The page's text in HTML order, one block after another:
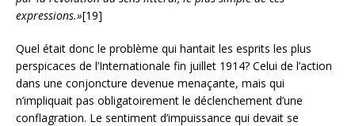
expressions.»[19]
Quel était donc le problème qui hantait les esprits les plus
perspicaces de l’Internationale fin juillet 1914? Celui de l’action
dans une conjoncture devenue menaçante, mais qui
n’impliquait pas obligatoirement le déclenchement d’une
conflagration. Le sentiment d’impuissance qui devait se